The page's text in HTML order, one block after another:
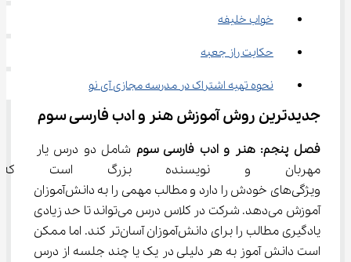
خواب خلیفه
حکایت راز جعبه
نحوه تهیه اشتراک در مدرسه مجازی آی نو
جدیدترین روش آموزش هنر و ادب فارسی سوم
فصل پنجم: هنر و ادب فارسی سوم شامل دو درس یار
مهربان و نویسنده بزرگ
ویژگی‌های خودش را دارد و مطالب مهمی را به دانش‌آموزان
آموزش می‌دهد. شرکت در کلاس درس می‌تواند تا حد زیادی
یادگیری مطالب را برای دانش‌آموزان آسان‌تر کند. اما ممکن
است دانش آموز به هر دلیلی در یک یا چند جلسه از درس